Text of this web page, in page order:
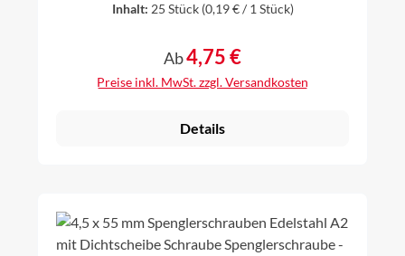
Inhalt: 25 Stück (0,19 € / 1 Stück)
Regulärer Preis:
Ab4,75 €
Preise inkl. MwSt. zzgl. Versandkosten
Details